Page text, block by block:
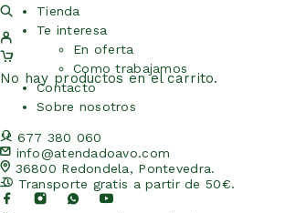
Tienda
Te interesa
En oferta
Como trabajamos
Contacto
Sobre nosotros
677 380 060
info@atendadoavo.com
36800 Redondela, Pontevedra.
Transporte gratis a partir de 50€.
No hay productos en el carrito.